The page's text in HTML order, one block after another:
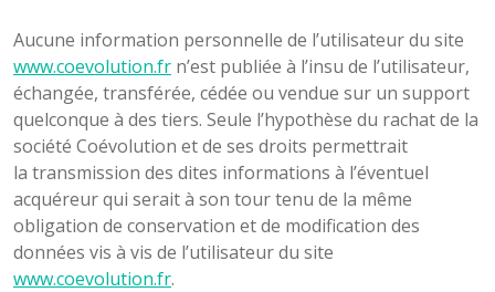
Aucune information personnelle de l’utilisateur du site
www.coevolution.fr n’est publiée à l’insu de l’utilisateur,
échangée, transférée, cédée ou vendue sur un support
quelconque à des tiers. Seule l’hypothèse du rachat de la
société Coévolution et de ses droits permettrait
la transmission des dites informations à l’éventuel
acquéreur qui serait à son tour tenu de la même
obligation de conservation et de modification des
données vis à vis de l’utilisateur du site
www.coevolution.fr.